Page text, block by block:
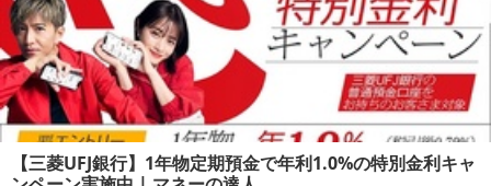
【三菱UFJ銀行】1年物定期預金で年利1.0%の特別金利キャ